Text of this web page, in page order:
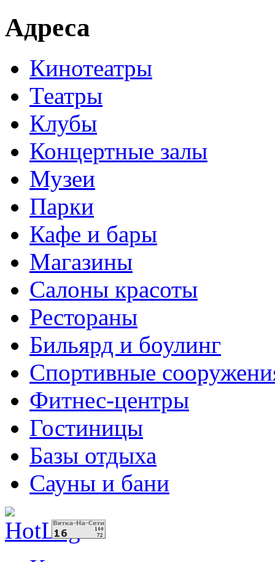
Адреса
Кинотеатры
Театры
Клубы
Концертные залы
Музеи
Парки
Кафе и бары
Магазины
Салоны красоты
Рестораны
Бильярд и боулинг
Спортивные
Фитнес-центры
Гостиницы
Базы отдыха
Сауны и бани